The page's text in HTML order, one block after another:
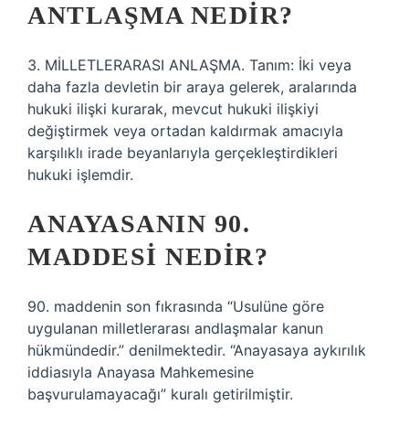
ANTLAŞMA NEDIR?
3. MİLLETLERARASI ANLAŞMA. Tanım: İki veya
daha fazla devletin bir araya gelerek, aralarında
hukuki ilişki kurarak, mevcut hukuki ilişkiyi
değiştirmek veya ortadan kaldırmak amacıyla
karşılıklı irade beyanlarıyla gerçekleştirdikleri
hukuki işlemdir.
ANAYASANIN 90.
MADDESI NEDIR?
90. maddenin son fıkrasında “Usulüne göre
uygulanan milletlerarası andlaşmalar kanun
hükmündedir.” denilmektedir. “Anayasaya aykırılık
iddiasıyla Anayasa Mahkemesine
başvurulamayacağı” kuralı getirilmiştir.